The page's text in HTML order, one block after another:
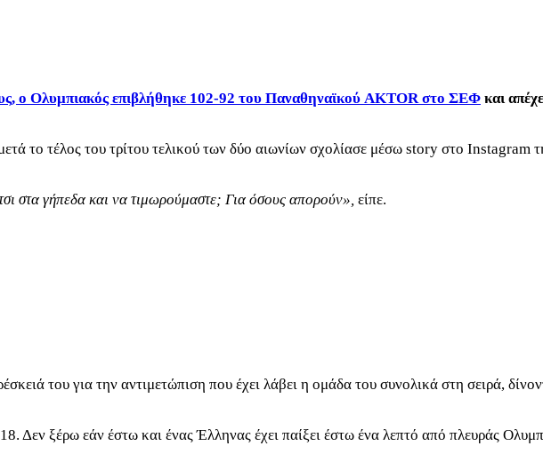
ο Ολυμπιακός επιβλήθηκε 102-92 του Παναθηναϊκού AKTOR στο ΣΕΦ και
το τέλος του τρίτου τελικού των δύο αιωνίων σχολίασε μέσω story στο Instagram
στα γήπεδα και να τιμωρούμαστε; Για όσους απορούν», είπε.
του για την αντιμετώπιση που έχει λάβει η ομάδα του συνολικά στη σειρά,
Δεν ξέρω εάν έστω και ένας Έλληνας έχει παίξει έστω ένα λεπτό από πλευράς